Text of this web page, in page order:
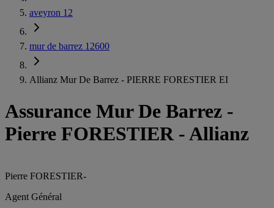
aveyron 12
mur de barrez 12600
Allianz Mur De Barrez - PIERRE FORESTIER EI
Assurance Mur De Barrez -
Pierre FORESTIER - Allianz
Pierre FORESTIER-
Agent Général